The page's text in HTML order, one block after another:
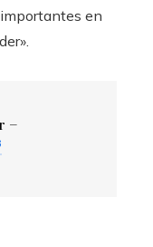
importantes en
–